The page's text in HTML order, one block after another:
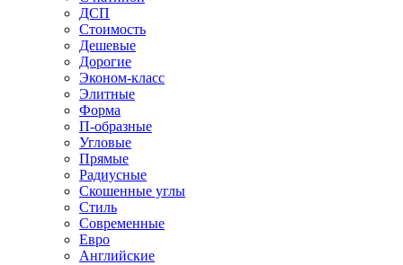
ДСП
Стоимость
Дешевые
Дорогие
Эконом-класс
Элитные
Форма
П-образные
Угловые
Прямые
Радиусные
Скошенные углы
Стиль
Современные
Евро
Английские